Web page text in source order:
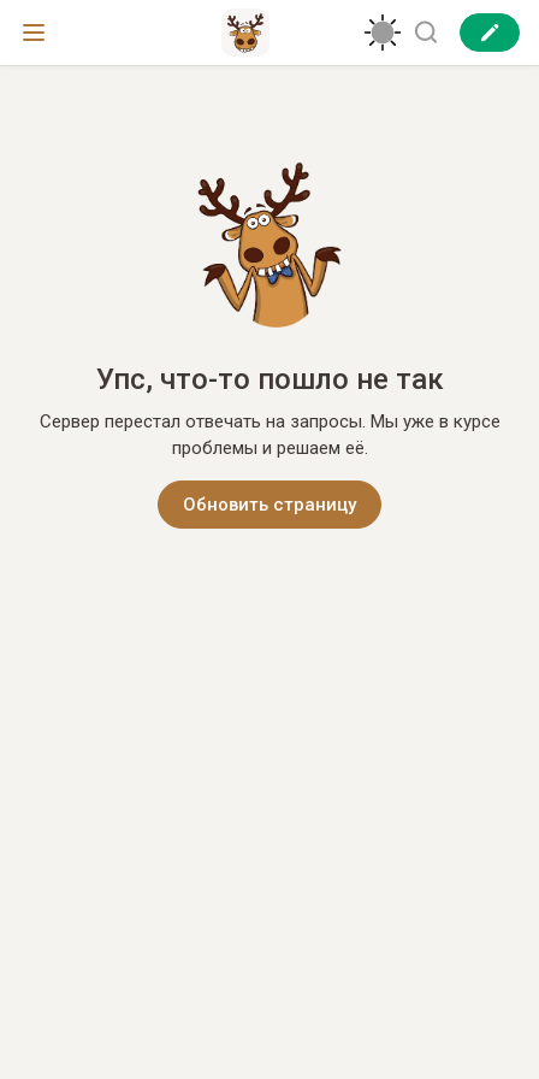
Упс, что-то пошло не так
Сервер перестал отвечать на запросы. Мы уже в курсе
проблемы и решаем её.
Обновить страницу